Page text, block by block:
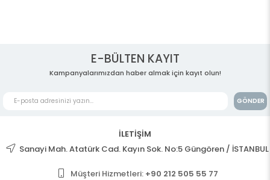
E-BÜLTEN KAYIT
Kampanyalarımızdan haber almak için kayıt olun!
GÖNDER
İLETİŞİM
Sanayi Mah. Atatürk Cad. Kayın Sok. No:5 Güngören / İSTANBUL
Müşteri Hizmetleri: +90 212 505 55 77